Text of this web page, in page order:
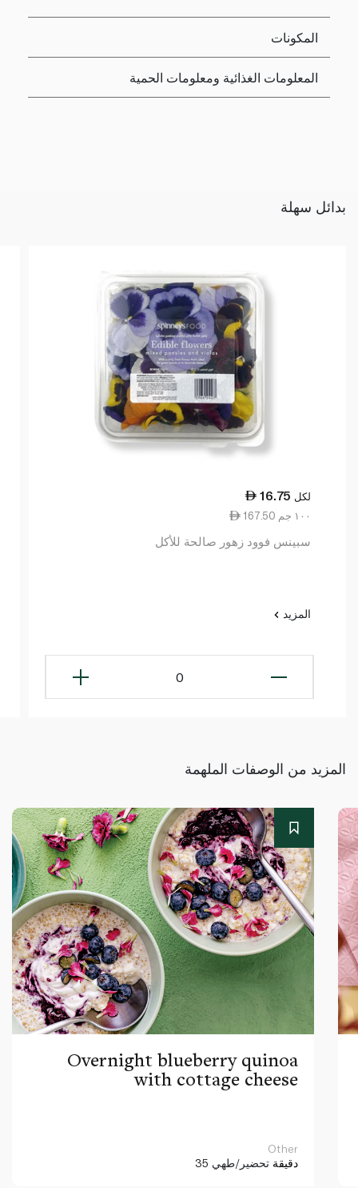
المكونات
المعلومات الغذائية ومعلومات الحمية
بدائل سهلة
16.75 لكل
167.50 ١٠٠ جم
سبينس فوود زهور صالحة للأكل
المزيد
0
المزيد من الوصفات الملهمة
Overnight blueberry quinoa
with cottage cheese
Other
35 دقيقة تحضير/طهي